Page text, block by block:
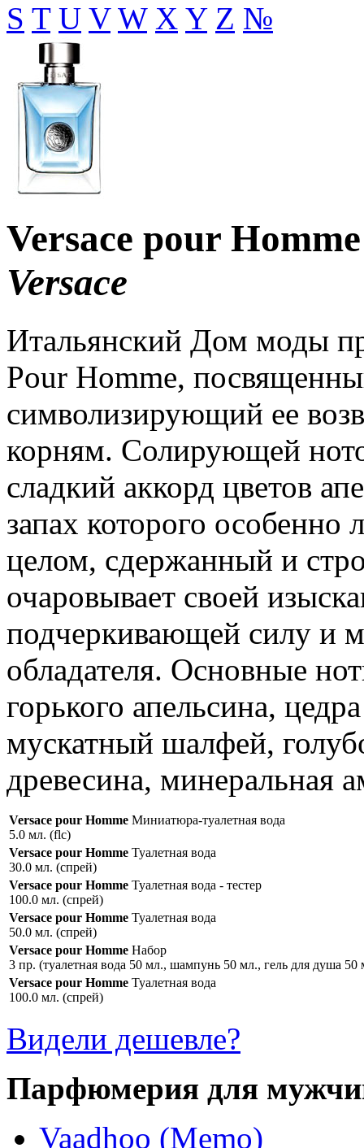
S T U V W X Y Z №
Versace pour Homme
Versace
Итальянский Дом моды
Pour Homme,
символизирующий ее
корням. Солирующей
сладкий аккорд цветов
запах которого
целом, сдержанный и
очаровывает своей
подчеркивающей силу и
обладателя. Основные
горького апельсина,
мускатный шалфей,
древесина, минеральная
Versace pour Homme Миниатюра-туалетная вода
5.0 мл. (flc)
Versace pour Homme Туалетная вода
30.0 мл. (спрей)
Versace pour Homme Туалетная вода - тестер
100.0 мл. (спрей)
Versace pour Homme Туалетная вода
50.0 мл. (спрей)
Versace pour Homme Набор
3 пр. (туалетная вода 50 мл., шампунь 50 мл., гель для душа 50
Versace pour Homme Туалетная вода
100.0 мл. (спрей)
Видели дешевле?
Парфюмерия для
Vaadhoo (Memo)